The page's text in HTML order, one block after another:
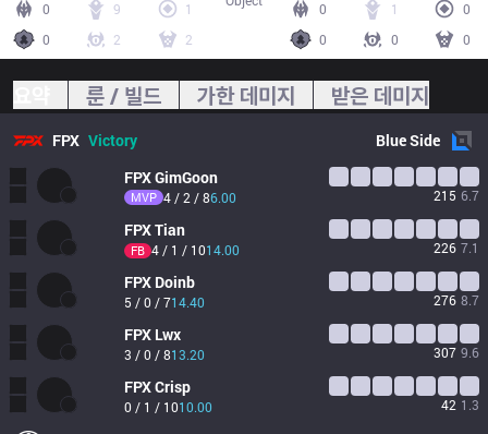
0 9
1
0
2 2
0 1
0
0
0 0
룬 / 빌드 가한 데미지 받은 데미지
FPX Victory BlueSide
FPXGimGoon
MVP 4 / 2 / 86.00 215 6.7
FPXTian
FB 4 / 1 / 1014.00 226 7.1
FPX Doinb
5 / 0 / 714.40 276 8.7
FPX Lwx
3 / 0 / 813.20 307 9.6
FPXCrisp
0 / 1 / 1010.00 42 1.3